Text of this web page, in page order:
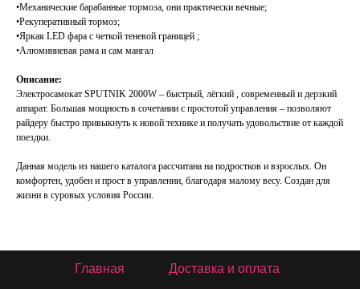
•Механические барабанные тормоза, они практически вечные;
•Рекуперативный тормоз;
•Яркая LED фара с четкой теневой границей ;
•Алюминиевая рама и сам мангал
Описание:
Электросамокат SPUTNIK 2000W – быстрый, лёгкий , современный и дерзкий
аппарат. Большая мощность в сочетании с простотой управления – позволяют
райдеру быстро привыкнуть к новой технике и получать удовольствие от каждой
поездки.
Данная модель из нашего каталога рассчитана на подростков и взрослых. Он
комфортен, удобен и прост в управлении, благодаря малому весу. Создан для
жизни в суровых условия России.
Главная Доставка и оплата